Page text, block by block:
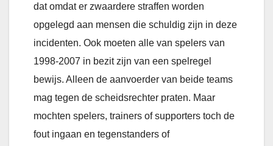
dat omdat er zwaardere straffen worden
opgelegd aan mensen die schuldig zijn in deze
incidenten. Ook moeten alle van spelers van
1998-2007 in bezit zijn van een spelregel
bewijs. Alleen de aanvoerder van beide teams
mag tegen de scheidsrechter praten. Maar
mochten spelers, trainers of supporters toch de
fout ingaan en tegenstanders of